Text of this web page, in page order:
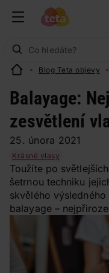
Blog Teta objevy
Balayage:
zesvětlení
25. února 2021
Krásné vlasy
Toužíte po
šetrnou techniku
skvělého
balayage –